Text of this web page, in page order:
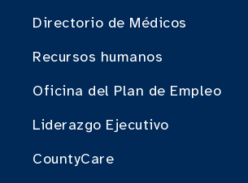
Directorio de Médicos
Recursos humanos
Oficina del Plan de Empleo
Liderazgo Ejecutivo
CountyCare